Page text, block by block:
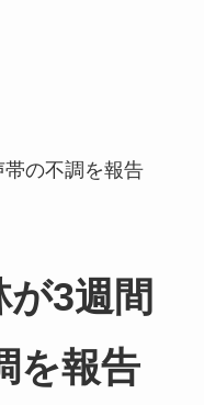
の不調を報告
3週間
を報告